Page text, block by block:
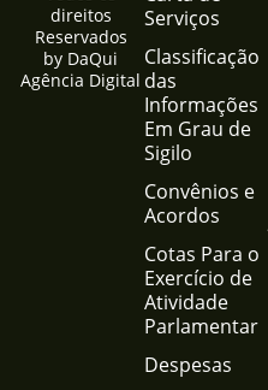
direitos
Reservados
by DaQui
Agência Digital
Serviços
Classificação
das
Informações
Em Grau de
Sigilo
Convênios e
Acordos
Cotas Para o
Exercício de
Atividade
Parlamentar
Despesas